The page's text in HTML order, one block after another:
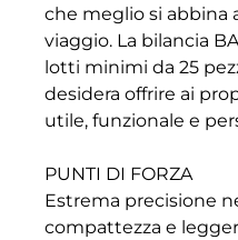
che meglio si abbina
viaggio. La bilancia
lotti minimi da 25
desidera offrire ai
utile, funzionale e
PUNTI DI FORZA
Estrema precisione
compattezza e